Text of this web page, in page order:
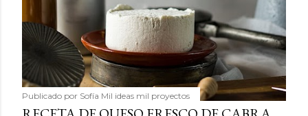
Publicado por Sofía Mil ideas mil proyectos